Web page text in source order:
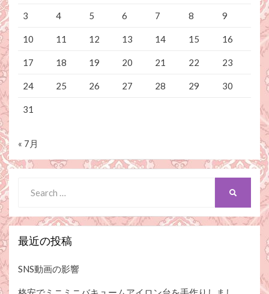
3 4 5 6 7 8 9
10 11 12 13 14 15 16
17 18 19 20 21 22 23
24 25 26 27 28 29 30
31
« 7月
for:
SEARCH
最近の投稿
SNS動画の影響